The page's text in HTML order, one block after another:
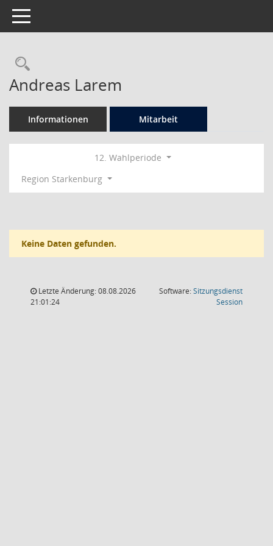
Toggle navigation
Rechercheauswahl
Andreas Larem
Informationen Mitarbeit
12. Wahlperiode
Region Starkenburg
Keine Daten gefunden.
Letzte Änderung: 08.08.2026
21:01:24
Software:Sitzungsdienst
Session(Wird in